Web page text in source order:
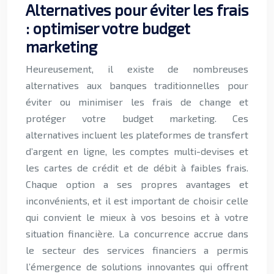
Alternatives pour éviter les frais
: optimiser votre budget
marketing
Heureusement, il existe de nombreuses
alternatives aux banques traditionnelles pour
éviter ou minimiser les frais de change et
protéger votre budget marketing. Ces
alternatives incluent les plateformes de transfert
d’argent en ligne, les comptes multi-devises et
les cartes de crédit et de débit à faibles frais.
Chaque option a ses propres avantages et
inconvénients, et il est important de choisir celle
qui convient le mieux à vos besoins et à votre
situation financière. La concurrence accrue dans
le secteur des services financiers a permis
l’émergence de solutions innovantes qui offrent